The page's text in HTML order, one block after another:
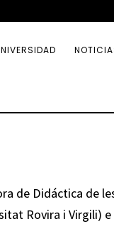
de Didáctica de
Rovira i Virgili)